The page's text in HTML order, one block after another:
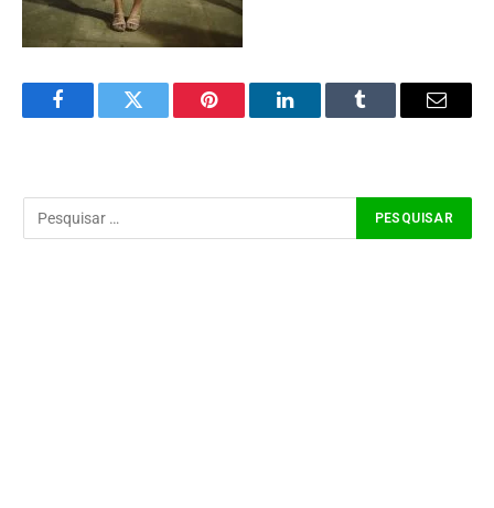
FacebookTwitter Pinterest LinkedInTumblr Email